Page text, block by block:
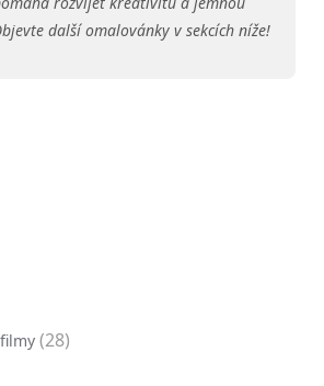
další omalovánky v sekcích níže!
(28)